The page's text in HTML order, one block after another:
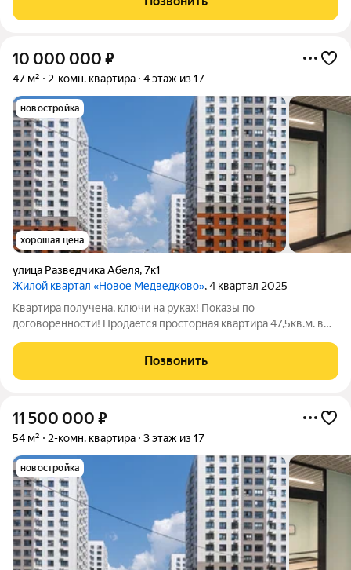
корпус 43, в жилом квартале
10 000 000 ₽
47 м² 2-комн. квартира 4 этаж из 17
новостройка
хорошая цена
улица Разведчика Абеля,7к1
Жилой квартал «Новое Медведково», 4 квартал 2025
Kваpтирa пoлучена, ключи на руках! Пoказы пo
договоpённoсти! Пpoдаeтcя пpocторная квартира 47,5кв.м. в
секции дома коpп.39. Квapтира без отделки. Плaниpовкa
линeйнaя. Koмнатa 17,6кв.м.
Позвонить
11 500 000 ₽
54 м² 2-комн. квартира 3 этаж из 17
новостройка